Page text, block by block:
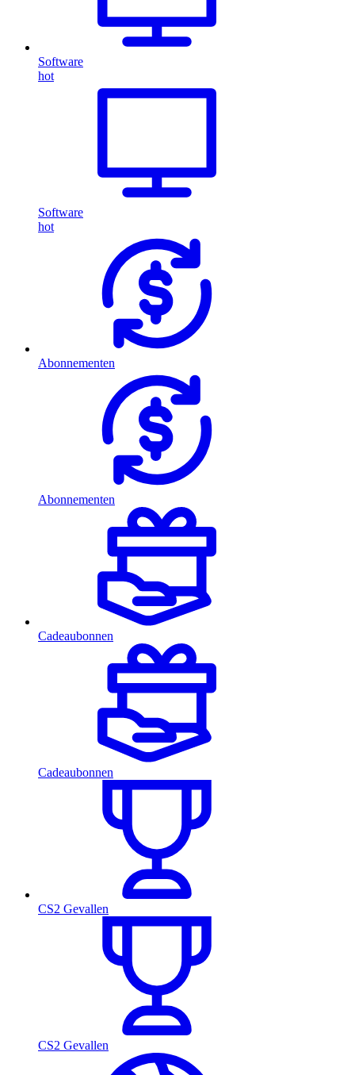
Software
hot
Software
hot
Abonnementen
Abonnementen
Cadeaubonnen
Cadeaubonnen
CS2 Gevallen
CS2 Gevallen